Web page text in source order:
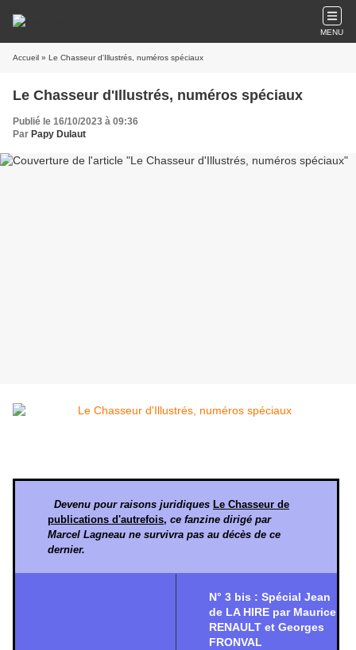
MENU
Accueil » Le Chasseur d'Illustrés, numéros spéciaux
Le Chasseur d'Illustrés, numéros spéciaux
Publié le 16/10/2023 à 09:36
Par Papy Dulaut
Devenu pour raisons juridiques Le Chasseur de
publications d'autrefois, ce fanzine dirigé par
Marcel Lagneau ne survivra pas au décès de ce
dernier.
N° 3 bis : Spécial Jean
de LA HIRE par Maurice
RENAULT et Georges
FRONVAL